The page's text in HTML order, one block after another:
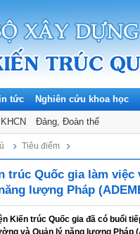
tức
Đảng, Đoàn thể
Nghiên cứu khoa học
Tiêu điểm
trúc Quốc gia làm
lượng Pháp
Kiến trúc Quốc gia đã có buổi
và Quản lý năng lượng Pháp